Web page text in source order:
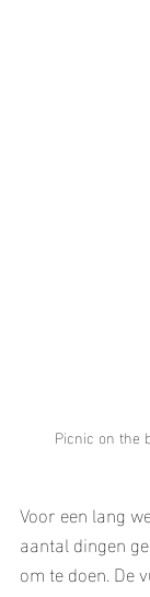
Picnic on the
Voor een lang
aantal dingen
om te doen. De